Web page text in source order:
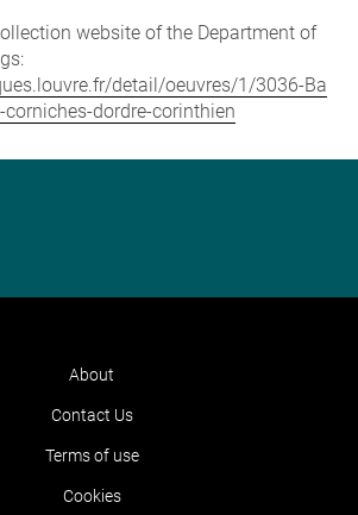
website of the Department of
detail/oeuvres/1/3036-Ba
dordre-corinthien
About
Contact Us
Terms of use
Cookies